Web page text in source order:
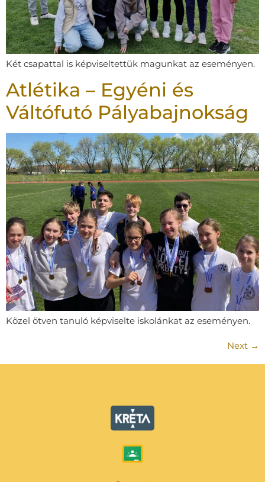
Két csapattal is képviseltettük magunkat az eseményen.
Atlétika – Egyéni és
Váltófutó Pályabajnokság
Közel ötven tanuló képviselte iskolánkat az eseményen.
Next →